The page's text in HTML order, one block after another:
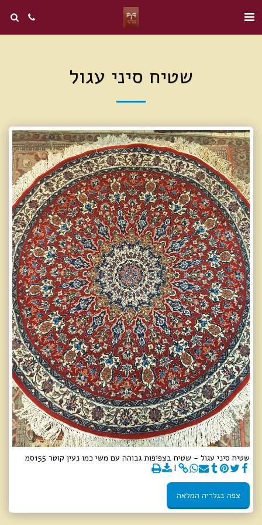
שטיח סיני עגול
שטיח סיני עגול - שטיח בצפיפות גבוהה עם משי כמו נעין קוטר 155סמ
צפה בגלריה המלאה